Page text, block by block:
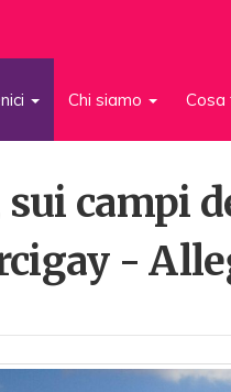
Chi siamo Cosa
campi
-